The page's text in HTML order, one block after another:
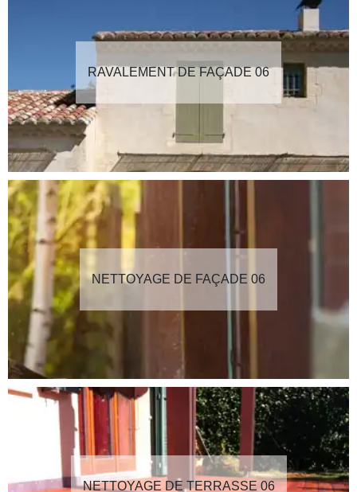
RAVALEMENT DE FAÇADE 06
NETTOYAGE DE FAÇADE 06
NETTOYAGE DE TERRASSE 06